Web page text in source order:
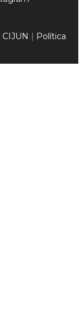
CIJUN | Política